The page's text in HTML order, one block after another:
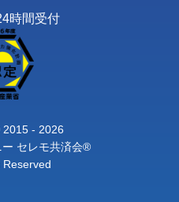
時間受付
- 2026
セレモ共済会®
Reserved